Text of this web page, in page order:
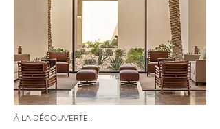
À LA DÉCOUVERTE...